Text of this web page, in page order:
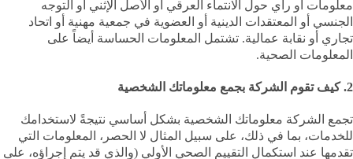
معلومات أو رأي حول الانتماء العرقي أو الأصل الإثني أو التوجه
الجنسي أو المعتقدات الدينية أو العضوية في جمعية مهنية أو اتحاد
تجاري أو نقابة عمالية. تشتمل المعلومات الحساسة أيضاً على
المعلومات الصحية.
2. كيف تقوم الشركة بجمع معلوماتك الشخصية
تجمع الشركة معلوماتك الشخصية بشكل أساسي نتيجةً لاستخدامك
للخدمات، بما في ذلك، على سبيل المثال لا الحصر، المعلومات التي
تقدمها عند استكمال التقييم الصحي الأولي (والذي قد يتم إجراؤه، على